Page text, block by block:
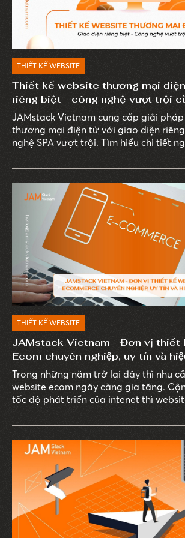
THIẾT KẾ WEBSITE
Thiết kế website thương mại
riêng biệt - công nghệ vượt trội
Vietnam
JAMstack Vietnam cung cấp giải
thương mại điện tử với giao diện
nghệ SPA vượt trội. Tìm hiểu chi tiết
THIẾT KẾ WEBSITE
JAMstack Vietnam - Đơn vị thiết
Ecom chuyên nghiệp, uy tín và
Trong những năm trở lại đây thì nhu
website ecom ngày càng gia tăng.
tốc độ phát triển của intenet thì
nhất hiện nay.